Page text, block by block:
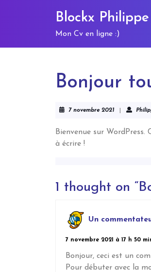
Blockx Philippe
Mon Cv en ligne :)
Bonjour
7 novembre 20217
2021
Bienvenue sur
à écrire !
1 thought on
Un
7 novembre 2021 à 17 h 50
Bonjour, ceci est un
Pour débuter avec la